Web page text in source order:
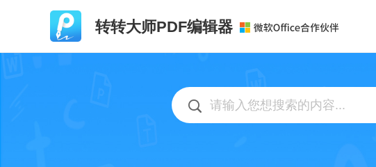
转转大师PDF编辑器